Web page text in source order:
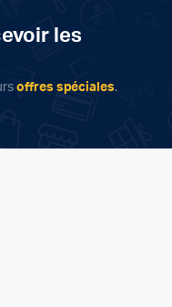
les
offres spéciales.